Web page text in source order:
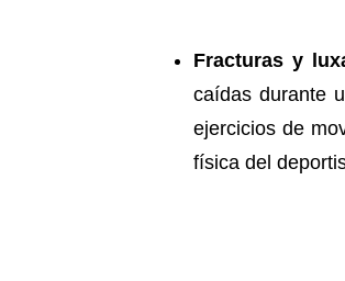
Fracturas y
caídas durante
ejercicios de
física del